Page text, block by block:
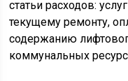
статьи расходов:
текущему ремонту,
содержанию
коммунальных